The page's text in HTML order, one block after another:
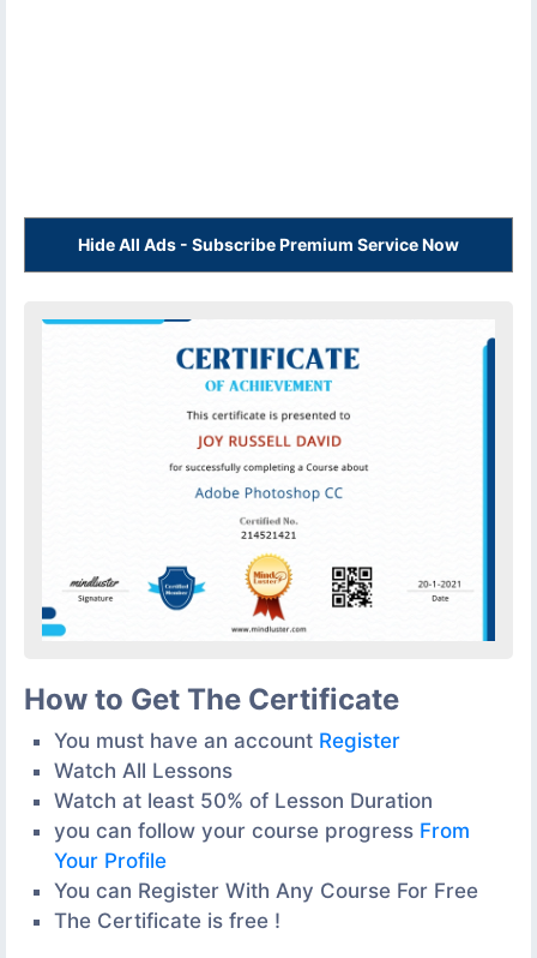
Hide All Ads - Subscribe Premium Service Now
How to Get The Certificate
You must have an account Register
Watch All Lessons
Watch at least 50% of Lesson Duration
you can follow your course progress From
Your Profile
You can Register With Any Course For Free
The Certificate is free !